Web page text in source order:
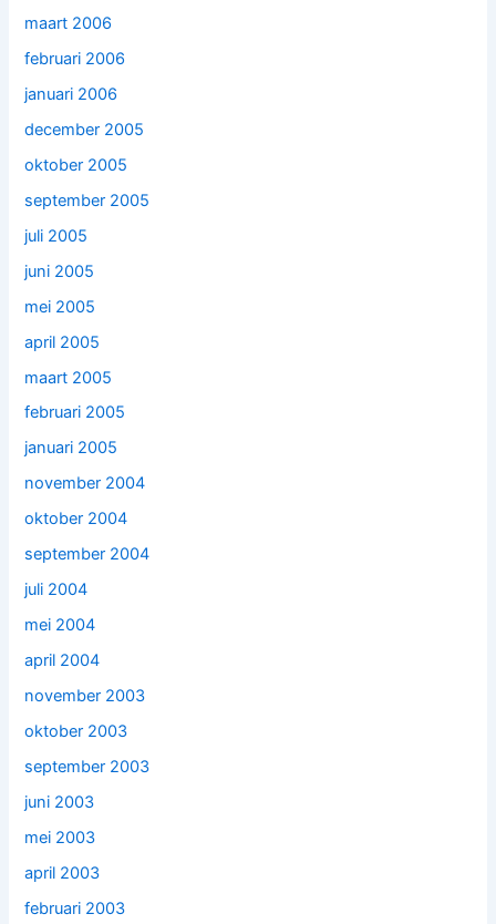
maart 2006
februari 2006
januari 2006
december 2005
oktober 2005
september 2005
juli 2005
juni 2005
mei 2005
april 2005
maart 2005
februari 2005
januari 2005
november 2004
oktober 2004
september 2004
juli 2004
mei 2004
april 2004
november 2003
oktober 2003
september 2003
juni 2003
mei 2003
april 2003
februari 2003